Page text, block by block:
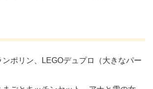
ンポリン、LEGOデュプロ（大きなパー